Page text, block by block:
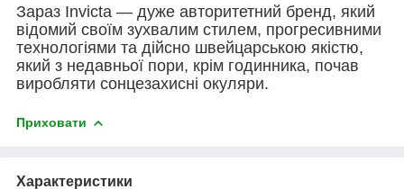
Зараз Invicta — дуже авторитетний бренд, який
відомий своїм зухвалим стилем, прогресивними
технологіями та дійсно швейцарською якістю,
який з недавньої пори, крім годинника, почав
виробляти сонцезахисні окуляри.
Приховати
Характеристики